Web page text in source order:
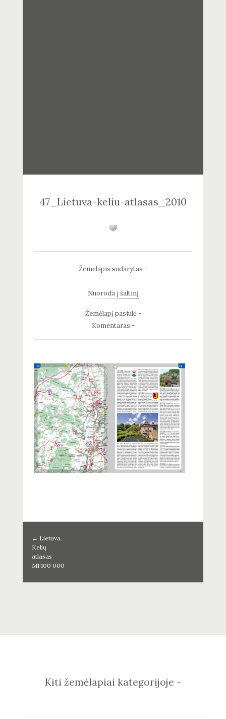
47_Lietuva-keliu-atlasas_2010
Žemėlapis sudarytas -
Nuoroda į šaltinį
Žemėlapį pasiūlė -
Komentaras -
← Lietuva.
Kelių
atlasas
M1:100 000
Kiti žemėlapiai kategorijoje -